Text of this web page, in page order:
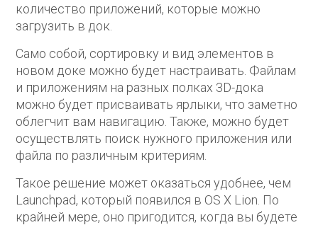
количество приложений, которые можно
загрузить в док.
Само собой, сортировку и вид элементов в
новом доке можно будет настраивать. Файлам
и приложениям на разных полках 3D-дока
можно будет присваивать ярлыки, что заметно
облегчит вам навигацию. Также, можно будет
осуществлять поиск нужного приложения или
файла по различным критериям.
Такое решение может оказаться удобнее, чем
Launchpad, который появился в OS X Lion. По
крайней мере, оно пригодится, когда вы будете